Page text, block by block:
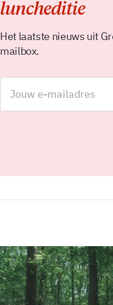
luncheditie
Het laatste nieuws uit
mailbox.